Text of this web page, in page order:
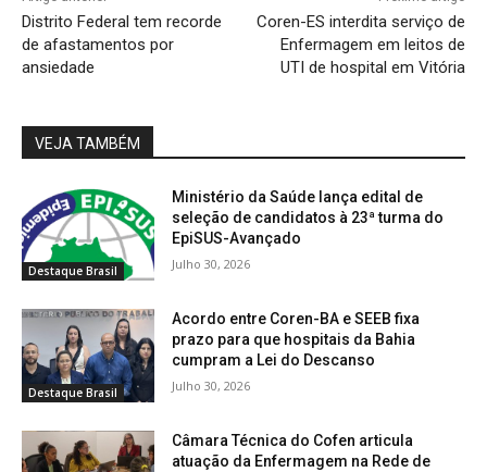
Distrito Federal tem recorde
de afastamentos por
ansiedade
Coren-ES interdita serviço de
Enfermagem em leitos de
UTI de hospital em Vitória
VEJA TAMBÉM
Destaque Brasil
Ministério da Saúde lança edital de
seleção de candidatos à 23ª turma do
EpiSUS-Avançado
Julho 30, 2026
Destaque Brasil
Acordo entre Coren-BA e SEEB fixa
prazo para que hospitais da Bahia
cumpram a Lei do Descanso
Julho 30, 2026
Câmara Técnica do Cofen articula
atuação da Enfermagem na Rede de